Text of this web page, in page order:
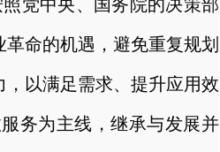
党中央、国务院的决策部
命的机遇，避免重复规划
以满足需求、提升应用效
务为主线，继承与发展并